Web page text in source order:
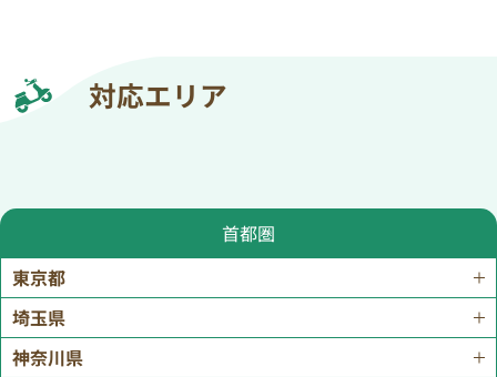
対応エリア
首都圏
東京都
埼玉県
神奈川県